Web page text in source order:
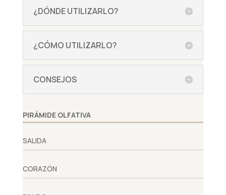
¿DÓNDE UTILIZARLO?
¿CÓMO UTILIZARLO?
CONSEJOS
PIRÁMIDE OLFATIVA
SALIDA
CORAZÓN